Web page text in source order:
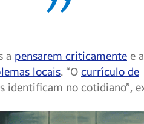
a pensarem criticamente e
locais. “O currículo de
identificam no cotidiano”,